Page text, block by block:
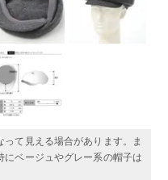
て見える場合があります。ま
ベージュやグレー系の帽子は